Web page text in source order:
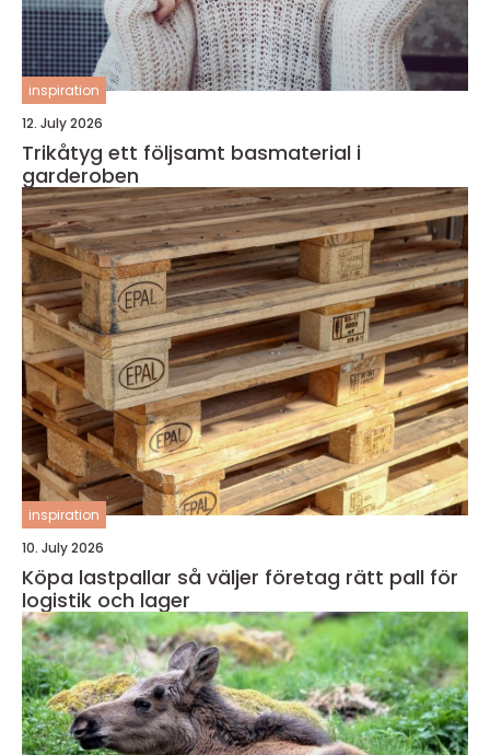
inspiration
12. July 2026
Trikåtyg ett följsamt basmaterial i
garderoben
inspiration
10. July 2026
Köpa lastpallar så väljer företag rätt pall för
logistik och lager